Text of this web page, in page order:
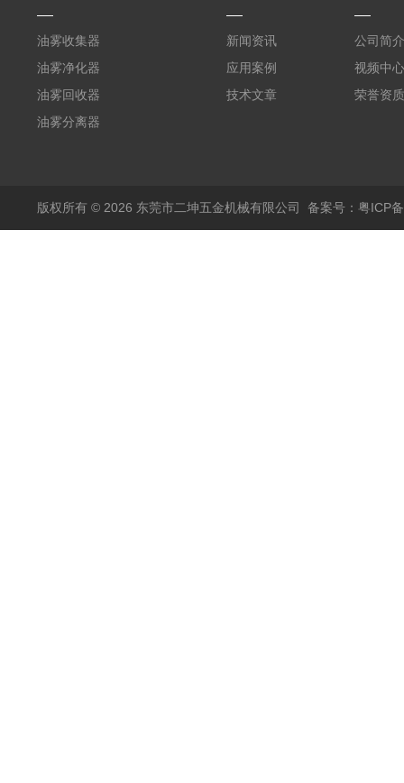
油雾收集器
油雾净化器
油雾回收器
油雾分离器
新闻资讯
应用案例
技术文章
公司简介
视频中心
荣誉资质
版权所有 © 2026 东莞市二坤五金机械有限公司 备案号：粤ICP